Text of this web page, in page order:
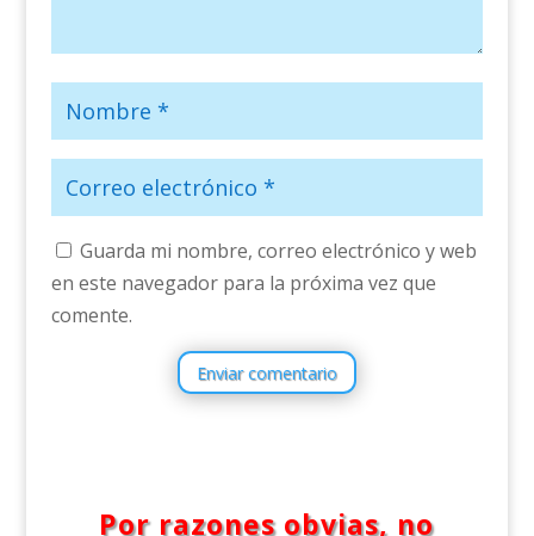
Guarda mi nombre, correo electrónico y web
en este navegador para la próxima vez que
comente.
Enviar comentario
Por razones obvias, no